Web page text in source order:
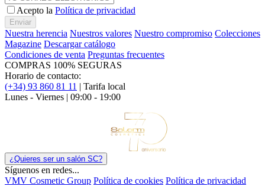
Acepto la Política de privacidad
Enviar
Nuestra herencia Nuestros valores Nuestro compromiso Colecciones
Magazine Descargar catálogo
Condiciones de venta Preguntas frecuentes
COMPRAS 100% SEGURAS
Horario de contacto:
(+34) 93 860 81 11 | Tarifa local
Lunes - Viernes | 09:00 - 19:00
¿Quieres ser un salón SC?
Síguenos en redes...
VMV Cosmetic Group Política de cookies Política de privacidad